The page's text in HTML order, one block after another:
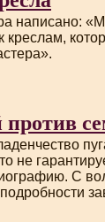
написано:
креслам,
не
С